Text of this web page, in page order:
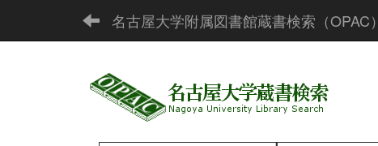
名古屋大学附属図書館蔵書検索（OPAC）